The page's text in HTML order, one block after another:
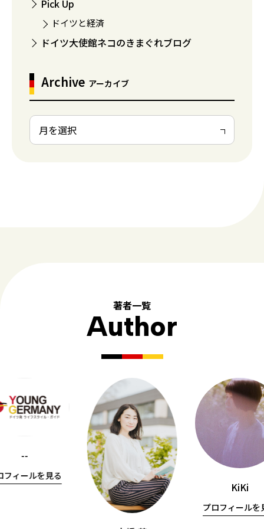
Pick Up
ドイツと経済
ドイツ大使館ネコのきまぐれブログ
Archive アーカイブ
著者一覧
Author
--
フィールを見る
KiKi
プロフィールを